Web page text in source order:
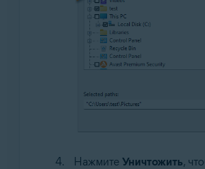
Нажмите Уничтожить,